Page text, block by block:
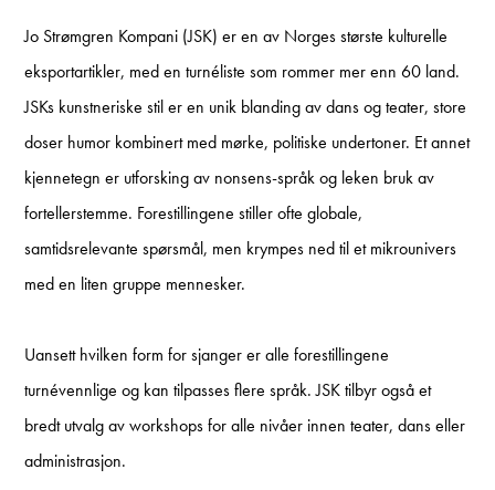
Jo Strømgren Kompani (JSK) er en av Norges største kulturelle
eksportartikler, med en turnéliste som rommer mer enn 60 land.
JSKs kunstneriske stil er en unik blanding av dans og teater, store
doser humor kombinert med mørke, politiske undertoner. Et annet
kjennetegn er utforsking av nonsens-språk og leken bruk av
fortellerstemme. Forestillingene stiller ofte globale,
samtidsrelevante spørsmål, men krympes ned til et mikrounivers
med en liten gruppe mennesker.
Uansett hvilken form for sjanger er alle forestillingene
turnévennlige og kan tilpasses flere språk. JSK tilbyr også et
bredt utvalg av workshops for alle nivåer innen teater, dans eller
administrasjon.